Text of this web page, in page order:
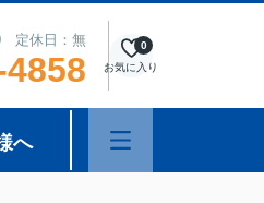
定休日：無
お気に入り
0
へ